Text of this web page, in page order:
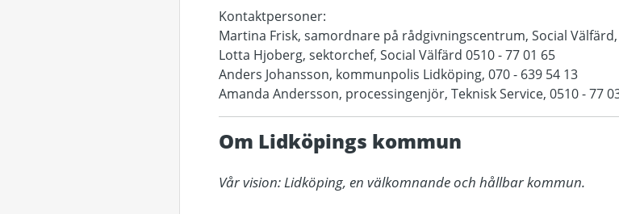
Kontaktpersoner:
Martina Frisk, samordnare på rådgivningscentrum, Social Välfärd,
Lotta Hjoberg, sektorchef, Social Välfärd 0510 - 77 01 65
Anders Johansson, kommunpolis Lidköping, 070 - 639 54 13
Amanda Andersson, processingenjör, Teknisk Service, 0510 - 77
Om Lidköpings kommun
Vår vision: Lidköping, en välkomnande och hållbar kommun.